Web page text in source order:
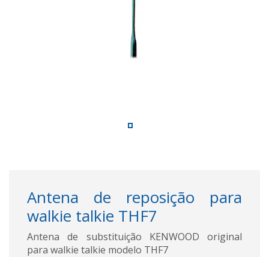
Antena de reposição para
walkie talkie THF7
Antena de substituição KENWOOD original
para walkie talkie modelo THF7